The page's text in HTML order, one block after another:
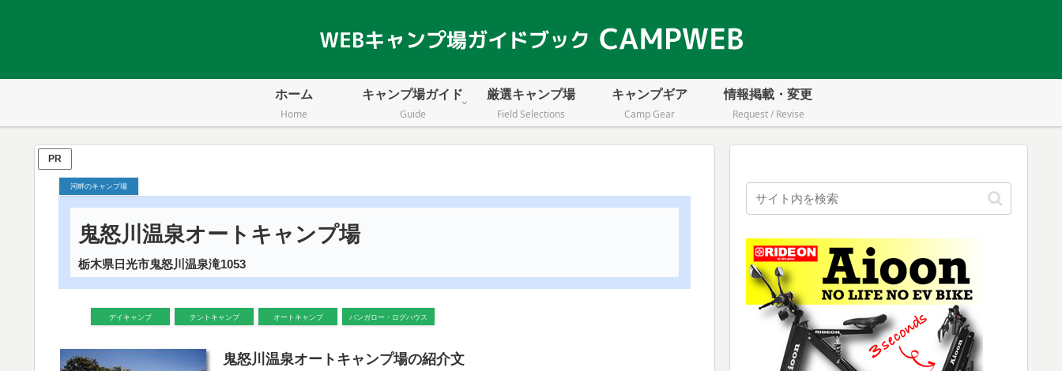
ホーム
Home
キャンプ場ガイド
Guide
厳選キャンプ場
Field Selections
キャンプギア
Camp Gear
情報掲載・変更
Request / Revise
PR
河畔のキャンプ場
鬼怒川温泉オートキャンプ場
栃木県日光市鬼怒川温泉滝1053
デイキャンプ テントキャンプ オートキャンプ バンガロー・ログハウス
鬼怒川温泉オートキャンプ場の紹介文